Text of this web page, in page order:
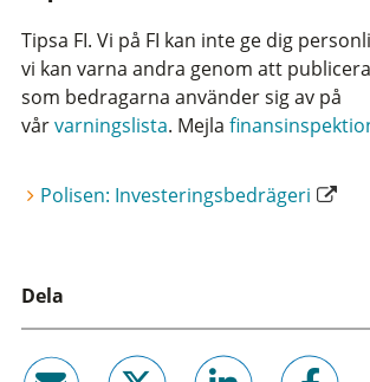
Tipsa FI. Vi på FI kan inte ge dig
vi kan varna andra genom att
som bedragarna använder sig av på
vårvarningslista. Mejla
Polisen: Investeringsbedrägeri
Dela